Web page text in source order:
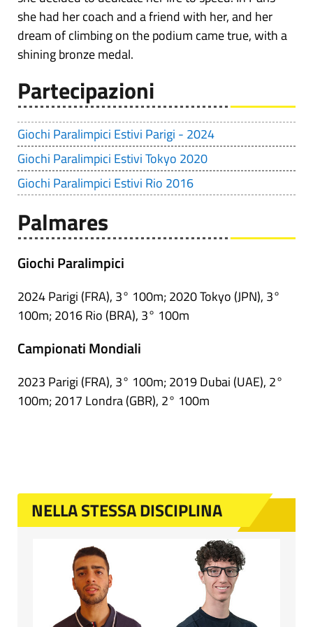
she had her coach and a friend with her, and her
dream of climbing on the podium came true, with a
shining bronze medal.
Partecipazioni
Giochi Paralimpici Estivi Parigi - 2024
Giochi Paralimpici Estivi Tokyo 2020
Giochi Paralimpici Estivi Rio 2016
Palmares
Giochi Paralimpici
2024 Parigi (FRA), 3° 100m; 2020 Tokyo (JPN), 3°
100m; 2016 Rio (BRA), 3° 100m
Campionati Mondiali
2023 Parigi (FRA), 3° 100m; 2019 Dubai (UAE), 2°
100m; 2017 Londra (GBR), 2° 100m
NELLA STESSA DISCIPLINA